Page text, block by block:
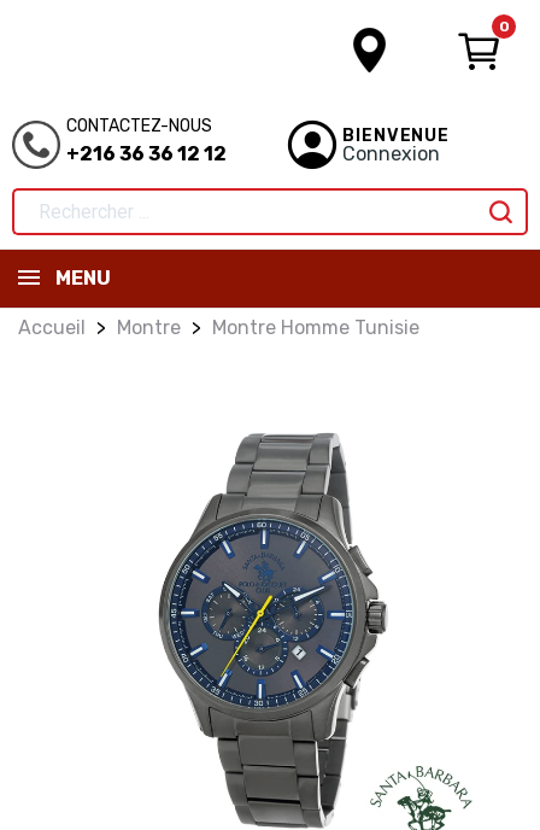
0
CONTACTEZ-NOUS
+216 36 36 12 12
BIENVENUE
Connexion
MENU
Accueil Montre Montre Homme Tunisie